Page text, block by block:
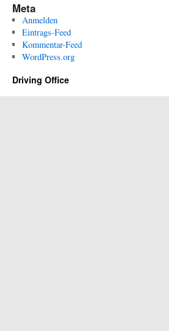
Meta
Anmelden
Eintrags-Feed
Kommentar-Feed
WordPress.org
Driving Office